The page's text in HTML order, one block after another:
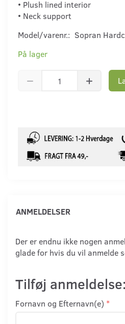
• Plush lined interior
• Neck support
Model/varenr.: Sopran
På lager
ANMELDELSER
Der er endnu ikke nogen
glade for hvis du vil anmelde
Tilføj anmeldelse:
Fornavn og Efternavn(e)